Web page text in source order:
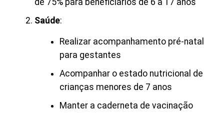
Saúde:
Realizar acompanhamento pré-natal
para gestantes
Acompanhar o estado nutricional de
crianças menores de 7 anos
Manter a caderneta de vacinação